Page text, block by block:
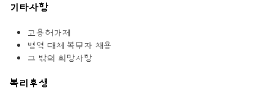
기타사항
고용허가제
병역 대체 복무자 채용
그 밖의 희망사항
복리후생